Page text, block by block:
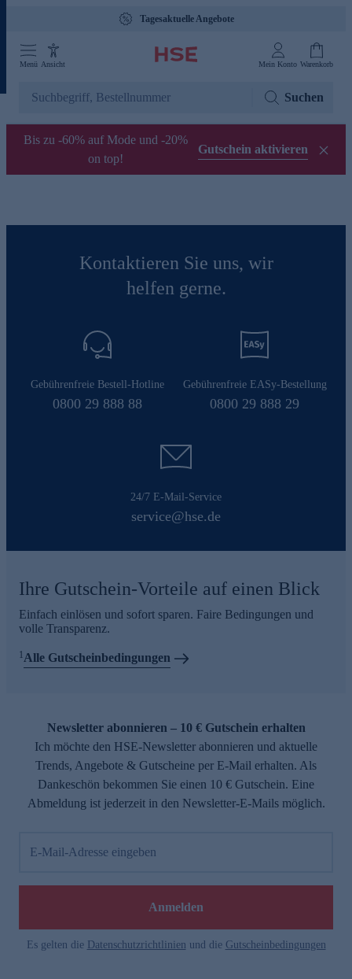
Tagesaktuelle Angebote
Menü Ansicht Mein Konto Warenkorb
Suchen
Bis zu -60% auf Mode und -20%
on top!
Gutschein aktivieren
Kontaktieren Sie uns, wir
helfen gerne.
Gebührenfreie Bestell-Hotline
0800 29 888 88
Gebührenfreie EASy-Bestellung
0800 29 888 29
24/7 E-Mail-Service
service@hse.de
Ihre Gutschein-Vorteile auf einen Blick
Einfach einlösen und sofort sparen. Faire Bedingungen und
volle Transparenz.
1Alle Gutscheinbedingungen
Newsletter abonnieren – 10 € Gutschein erhalten
Ich möchte den HSE-Newsletter abonnieren und aktuelle
Trends, Angebote & Gutscheine per E-Mail erhalten. Als
Dankeschön bekommen Sie einen 10 € Gutschein. Eine
Abmeldung ist jederzeit in den Newsletter-E-Mails möglich.
E-Mail-Adresse eingeben
Anmelden
Es gelten die Datenschutzrichtlinien und die Gutscheinbedingungen